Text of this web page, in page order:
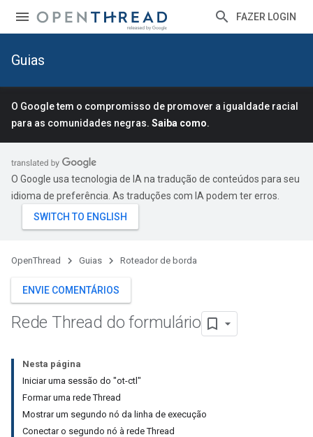
FAZER LOGIN
Guias
O Google tem o compromisso de promover a igualdade racial
para as comunidades negras. Saiba como.
O Google usa tecnologia de IA na tradução de conteúdos para seu
idioma de preferência. As traduções com IA podem ter erros.
OpenThread Guias Roteador de borda
ENVIE COMENTÁRIOS
Rede Thread do formulário
Nesta página
Iniciar uma sessão do "ot-ctl"
Formar uma rede Thread
Mostrar um segundo nó da linha de execução
Conectar o segundo nó à rede Thread